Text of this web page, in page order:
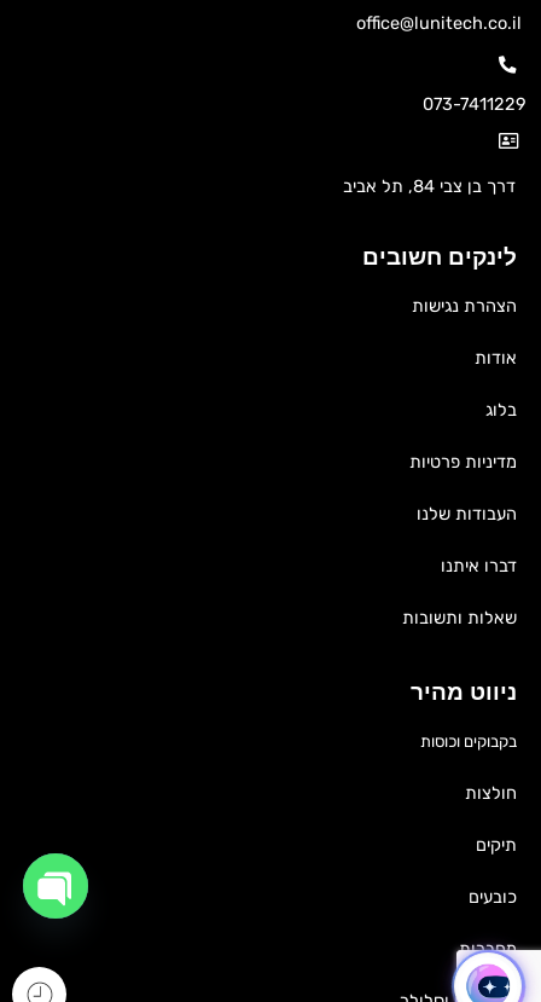
ניווט מהיר
בקבוקים וכוסות
חולצות
תיקים
כובעים
מחברות
לינקים חשובים
הצהרת נגישות
אודות
בלוג
מדיניות פרטיות
העבודות שלנו
דברו איתנו
שאלות ותשובות
office@lunitech.co.il
073-7411229
דרך בן צבי 84, תל אביב